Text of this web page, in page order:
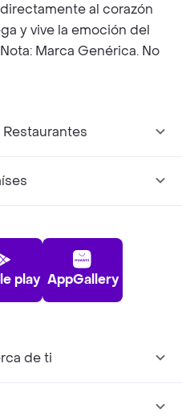
al corazón
y vive la emoción del
Marca Genérica. No
play AppGallery
de ti